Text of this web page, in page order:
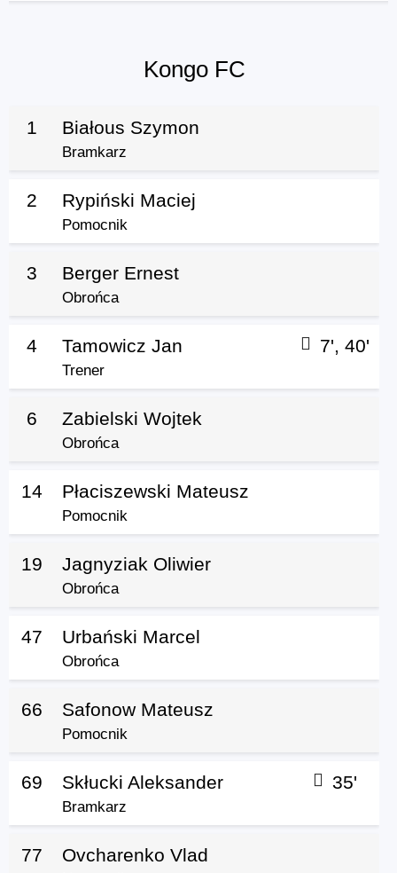
Kongo FC
1 Białous Szymon
Bramkarz
2 Rypiński Maciej
Pomocnik
3 Berger Ernest
Obrońca
4 Tamowicz Jan
Trener
7', 40'
6 Zabielski Wojtek
Obrońca
14 Płaciszewski Mateusz
Pomocnik
19 Jagnyziak Oliwier
Obrońca
47 Urbański Marcel
Obrońca
66 Safonow Mateusz
Pomocnik
69 Skłucki Aleksander
Bramkarz
35'
77 Ovcharenko Vlad